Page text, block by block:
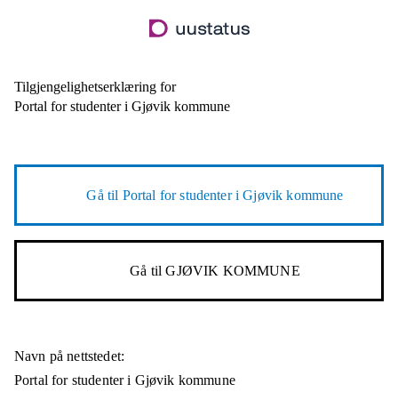
til
Tilgjengelighetserklæring for
Portal for studenter i Gjøvik kommune
Gå til Portal for studenter i Gjøvik kommune
Gå tilGJØVIK KOMMUNE
Navn på nettstedet:
Portal for studenter i Gjøvik kommune